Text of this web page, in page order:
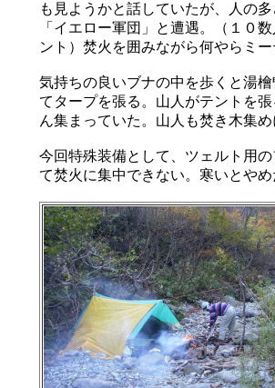
も見ようかと話していたが、人の
「イエロー軍団」と遭遇。（１０
ント）焚火を囲みながら何やらミ
気持ちの良いブナの中を歩くと湯
てタープを張る。山人がテントを
ん集まっていた。山人も焚き木集
今回特殊装備として、ツェルト用
て焚火に集中できない。寒いとや